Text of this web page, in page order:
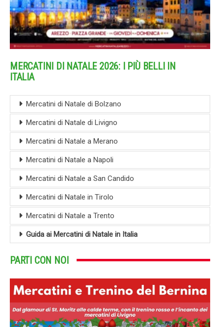
MERCATINI DI NATALE 2026: I PIÙ BELLI IN
ITALIA
Mercatini di Natale di Bolzano
Mercatini di Natale di Livigno
Mercatini di Natale a Merano
Mercatini di Natale a Napoli
Mercatini di Natale a San Candido
Mercatini di Natale in Tirolo
Mercatini di Natale a Trento
Guida ai Mercatini di Natale in Italia
PARTI CON NOI